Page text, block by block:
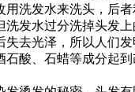
用洗发水来洗头，后
洗发水过分洗掉头发
失去光泽，所以人们发
石酸、石蜡等成分起